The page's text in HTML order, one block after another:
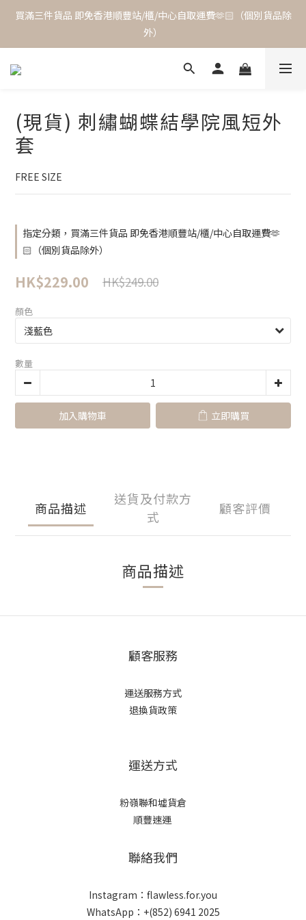
買滿三件貨品 即免香港順豐站/櫃/中心自取運費🫶🏻（個別貨品除
外）
(現貨) 刺繡蝴蝶結學院風短外
套
FREE SIZE
指定分類，買滿三件貨品 即免香港順豐站/櫃/中心自取運費🫶
🏻（個別貨品除外）
HK$229.00 HK$249.00
顏色
數量
加入購物車 立即購買
商品描述
送貨及付款方
式
顧客評價
商品描述
顧客服務
運送服務方式
退換貨政策
運送方式
粉嶺聯和墟貨倉
順豐速運
聯絡我們
Instagram：flawless.for.you
WhatsApp：+(852) 6941 2025